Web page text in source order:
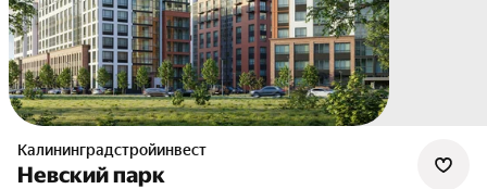
Калининградстройинвест
Невский парк